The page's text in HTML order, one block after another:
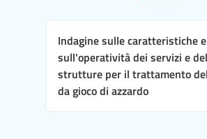
Indagine sulle caratteristiche e
sull'operatività dei servizi e
strutture per il trattamento
da gioco di azzardo